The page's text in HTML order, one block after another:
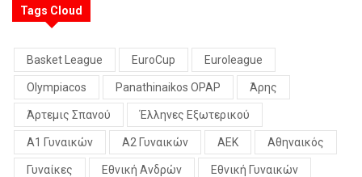
Tags Cloud
Basket League EuroCup Euroleague
Olympiacos Panathinaikos OPAP Άρης
Άρτεμις Σπανού Έλληνες Εξωτερικού
Α1 Γυναικών Α2 Γυναικών ΑΕΚ Αθηναικός
Γυναίκες Εθνική Ανδρών Εθνική Γυναικών